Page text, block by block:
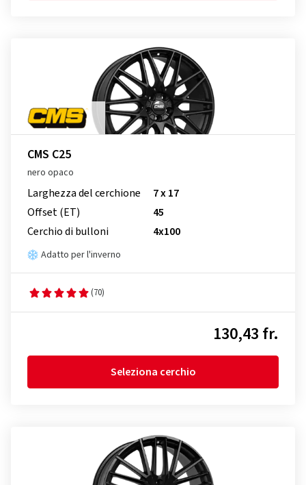
CMS C25
nero opaco
Larghezza del cerchione
7 x 17
Offset (ET)
45
Cerchio di bulloni
4x100
Adatto per l'inverno
(70)
130,43 fr.
Seleziona cerchio